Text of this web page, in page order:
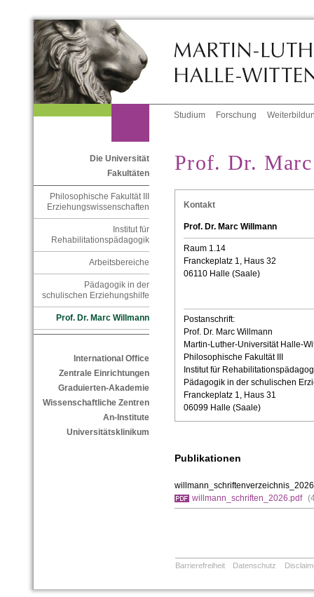
Studium Forschung
Die Universität
Fakultäten
Philosophische Fakultät III
Erziehungswissenschaften
Institut für
Rehabilitationspädagogik
Arbeitsbereiche
Pädagogik in der
schulischen Erziehungshilfe
Prof. Dr. Marc Willmann
International Office
Zentrale Einrichtungen
Graduierten-Akademie
Wissenschaftliche Zentren
An-Institute
Universitätsklinikum
Prof. Dr.
Kontakt
Prof. Dr. Marc Willmann
Raum 1.14
Franckeplatz 1, Haus 32
06110 Halle (Saale)
Postanschrift:
Prof. Dr. Marc Willmann
Martin-Luther-Universität Halle-
Philosophische Fakultät III
Institut für
Pädagogik in der schulischen
Franckeplatz 1, Haus 31
06099 Halle (Saale)
Publikationen
willmann_schriftenverzeichnis_2026
willmann_schriften_2026.pdf
Barrierefreiheit Datenschutz